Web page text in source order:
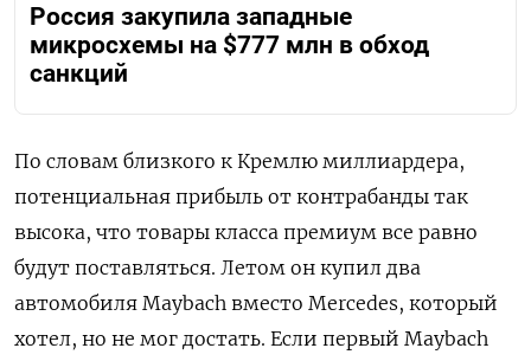
Россия закупила западные
микросхемы на $777 млн в обход
санкций
По словам близкого к Кремлю миллиардера,
потенциальная прибыль от контрабанды так
высока, что товары класса премиум все равно
будут поставляться. Летом он купил два
автомобиля Maybach вместо Mercedes, который
хотел, но не мог достать. Если первый Maybach